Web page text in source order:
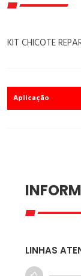
KIT CHICOTE
Aplicação
LINHAS